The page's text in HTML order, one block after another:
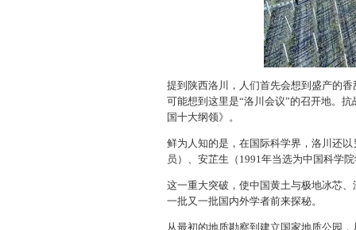
提到陕西洛川，人们首先会想到盛产的
可能想到这里是“洛川会议”的召开地。
国十大纲领》。
鲜为人知的是，在国际科学界，洛川还
员）、安芷生（1991年当选为中国科学
这一重大突破，使中国黄土与极地冰芯
一批又一批国内外学者前来探秘。
从最初的地质勘察到建立国家地质公园